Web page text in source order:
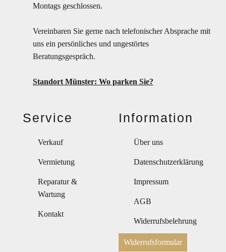
Montags geschlossen.
Vereinbaren Sie gerne nach telefonischer Absprache mit
uns ein persönliches und ungestörtes
Beratungsgespräch.
Standort Münster: Wo parken Sie?
Service
Verkauf
Vermietung
Reparatur &
Wartung
Kontakt
Information
Über uns
Datenschutzerklärung
Impressum
AGB
Widerrufsbelehrung
Widerrufsformular